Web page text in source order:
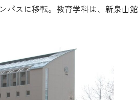
パスに移転。教育学科は、新泉山館